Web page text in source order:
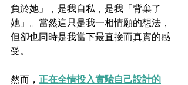
負於她」，是我自私，是我「背棄了
她」。當然這只是我一相情願的想法，
但卻也同時是我當下最直接而真實的感
受。
然而， 正在全情投入實驗自己設計的